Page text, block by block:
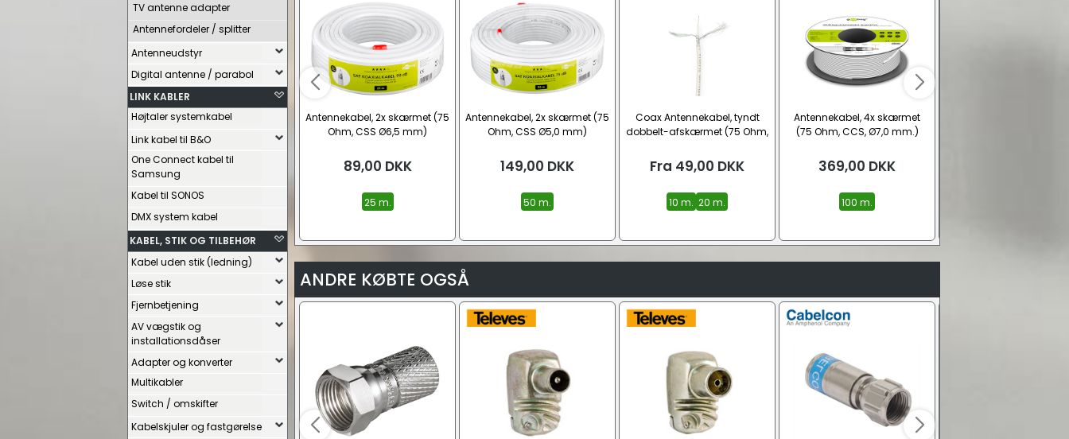
TV antenne adapter
Antennefordeler / splitter
Antenneudstyr
Digital antenne / parabol
LINK KABLER
Højtaler systemkabel
Link kabel til B&O
One Connect kabel til
Samsung
Kabel til SONOS
DMX system kabel
KABEL, STIK OG TILBEHØR
Kabel uden stik (ledning)
Løse stik
Fjernbetjening
AV vægstik og
installationsdåser
Adapter og konverter
Multikabler
Switch / omskifter
Kabelskjuler og fastgørelse
Antennekabel, 2x skærmet (75
Ohm, CSS Ø6,5 mm)
89,00 DKK
25 m.
Antennekabel, 2x skærmet (75
Ohm, CSS Ø5,0 mm)
149,00 DKK
50 m.
Coax Antennekabel, tyndt
dobbelt-afskærmet (75 Ohm,
Fra 49,00 DKK
10 m. 20 m.
Antennekabel, 4x skærmet
(75 Ohm, CCS, Ø7,0 mm.)
369,00 DKK
100 m.
ANDRE KØBTE OGSÅ